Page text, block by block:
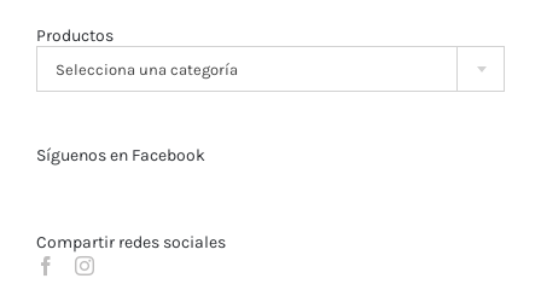
Productos 
Selecciona una categoría
Síguenos en Facebook
Compartir redes sociales